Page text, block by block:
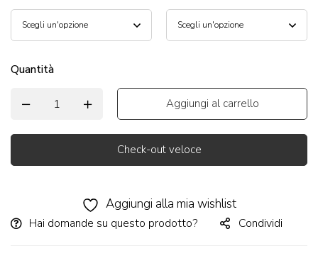
Quantità
Aggiungi al carrello
Check-out veloce
Aggiungi alla mia wishlist
Hai domande su questo prodotto? Condividi